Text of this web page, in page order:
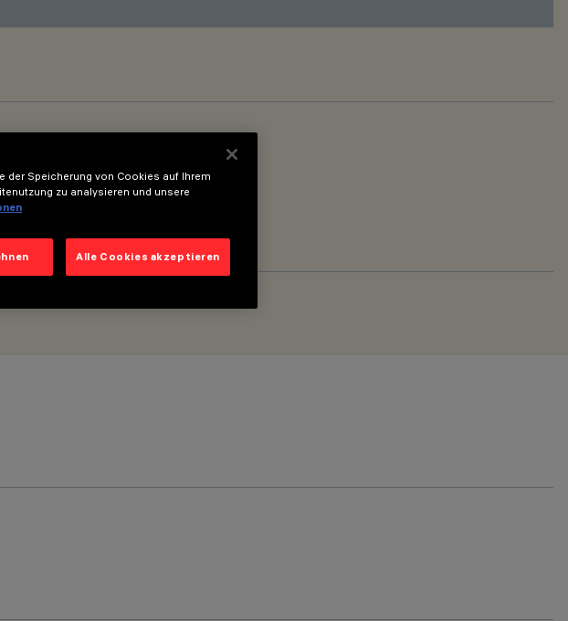
der Speicherung von Cookies auf Ihrem
zu analysieren und unsere
Alle Cookies akzeptieren